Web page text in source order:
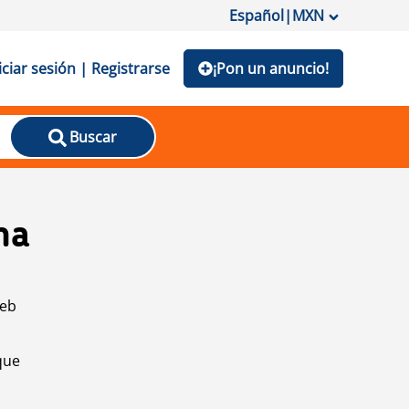
Español|MXN
sesión | Registrarse ¡Pon un anuncio!
Buscar